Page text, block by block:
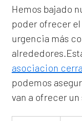
Hemos bajado
poder ofrecer
urgencia más
asociacion
podemos
van a ofrecer